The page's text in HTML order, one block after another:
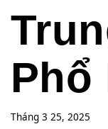
Phổ
Tháng 3 25, 2025